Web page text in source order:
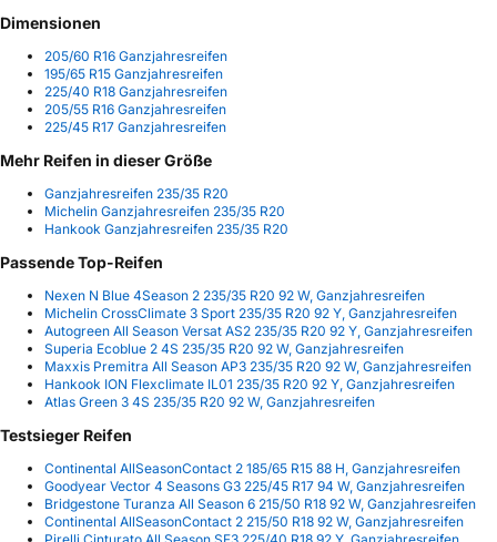
Dimensionen
205/60 R16 Ganzjahresreifen
195/65 R15 Ganzjahresreifen
225/40 R18 Ganzjahresreifen
205/55 R16 Ganzjahresreifen
225/45 R17 Ganzjahresreifen
Mehr Reifen in dieser Größe
Ganzjahresreifen 235/35 R20
Michelin Ganzjahresreifen 235/35 R20
Hankook Ganzjahresreifen 235/35 R20
Passende Top-Reifen
Nexen N Blue 4Season 2 235/35 R20 92 W, Ganzjahresreifen
Michelin CrossClimate 3 Sport 235/35 R20 92 Y, Ganzjahresreifen
Autogreen All Season Versat AS2 235/35 R20 92 Y, Ganzjahresreifen
Superia Ecoblue 2 4S 235/35 R20 92 W, Ganzjahresreifen
Maxxis Premitra All Season AP3 235/35 R20 92 W, Ganzjahresreifen
Hankook ION Flexclimate IL01 235/35 R20 92 Y, Ganzjahresreifen
Atlas Green 3 4S 235/35 R20 92 W, Ganzjahresreifen
Testsieger Reifen
Continental AllSeasonContact 2 185/65 R15 88 H, Ganzjahresreifen
Goodyear Vector 4 Seasons G3 225/45 R17 94 W, Ganzjahresreifen
Bridgestone Turanza All Season 6 215/50 R18 92 W, Ganzjahresreifen
Continental AllSeasonContact 2 215/50 R18 92 W, Ganzjahresreifen